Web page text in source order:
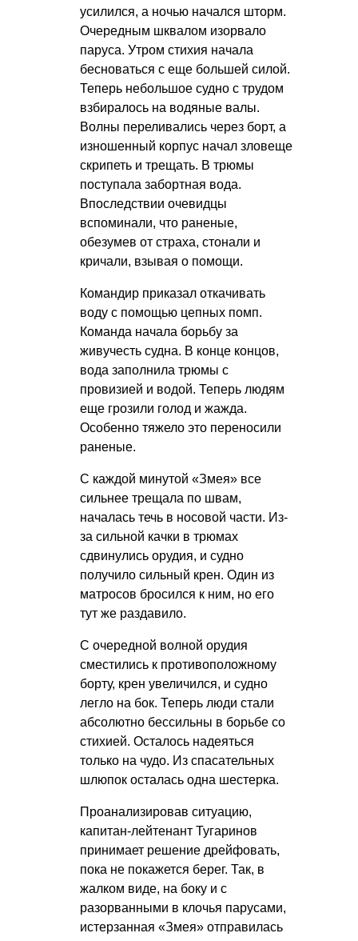
усилился, а ночью начался шторм.
Очередным шквалом изорвало
паруса. Утром стихия начала
бесноваться с еще большей силой.
Теперь небольшое судно с трудом
взбиралось на водяные валы.
Волны переливались через борт, а
изношенный корпус начал зловеще
скрипеть и трещать. В трюмы
поступала забортная вода.
Впоследствии очевидцы
вспоминали, что раненые,
обезумев от страха, стонали и
кричали, взывая о помощи.
Командир приказал откачивать
воду с помощью цепных помп.
Команда начала борьбу за
живучесть судна. В конце концов,
вода заполнила трюмы с
провизией и водой. Теперь людям
еще грозили голод и жажда.
Особенно тяжело это переносили
раненые.
С каждой минутой «Змея» все
сильнее трещала по швам,
началась течь в носовой части. Из-
за сильной качки в трюмах
сдвинулись орудия, и судно
получило сильный крен. Один из
матросов бросился к ним, но его
тут же раздавило.
С очередной волной орудия
сместились к противоположному
борту, крен увеличился, и судно
легло на бок. Теперь люди стали
абсолютно бессильны в борьбе со
стихией. Осталось надеяться
только на чудо. Из спасательных
шлюпок осталась одна шестерка.
Проанализировав ситуацию,
капитан-лейтенант Тугаринов
принимает решение дрейфовать,
пока не покажется берег. Так, в
жалком виде, на боку и с
разорванными в клочья парусами,
истерзанная «Змея» отправилась